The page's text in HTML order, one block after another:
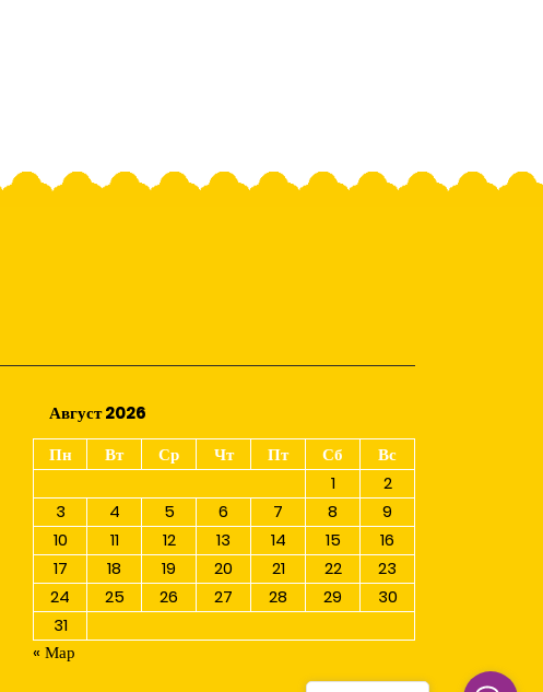
Август 2026
Пн
Вт Ср Чт Пт Сб
Вс
1
2
3
4 5 6 7 8
9
10
11 12 13 14 15
16
17
18 19 20 21 22
23
24
25 26 27 28 29
30
31
« Мар